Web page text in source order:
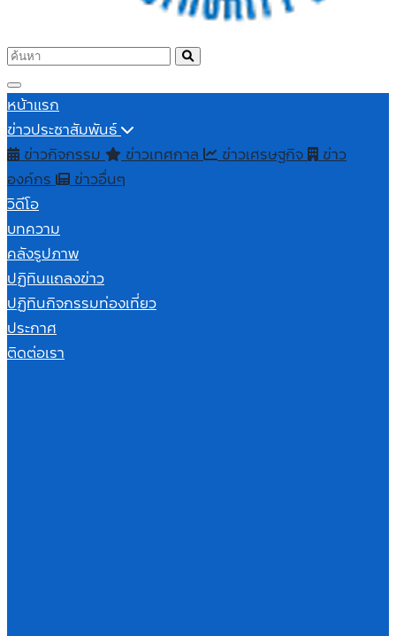
หน้าแรก
ข่าวประชาสัมพันธ์
ข่าวกิจกรรม
ข่าวเทศกาล ข่าวเศรษฐกิจ ข่าว
องค์กร
ข่าวอื่นๆ
วิดีโอ
บทความ
คลังรูปภาพ
ปฏิทินแถลงข่าว
ปฏิทินกิจกรรมท่องเที่ยว
ประกาศ
ติดต่อเรา